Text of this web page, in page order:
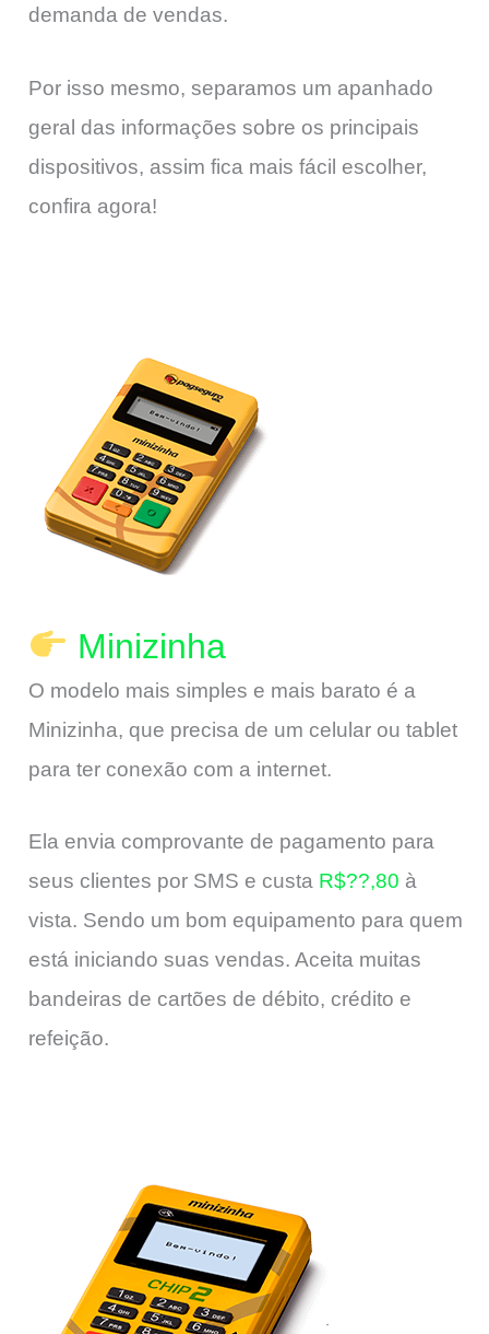
demanda de vendas.
Por isso mesmo, separamos um apanhado
geral das informações sobre os principais
dispositivos, assim fica mais fácil escolher,
confira agora!
Minizinha
O modelo mais simples e mais barato é a
Minizinha, que precisa de um celular ou tablet
para ter conexão com a internet.
Ela envia comprovante de pagamento para
seus clientes por SMS e custa R$??,80 à
vista. Sendo um bom equipamento para quem
está iniciando suas vendas. Aceita muitas
bandeiras de cartões de débito, crédito e
refeição.